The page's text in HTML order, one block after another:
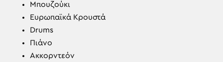
Μπουζούκι
Ευρωπαϊκά Κρουστά
Drums
Πιάνο
Ακκορντεόν